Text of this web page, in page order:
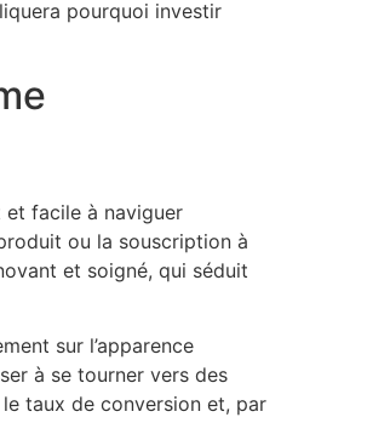
pourquoi investir
et facile à naviguer
ou la souscription à
et soigné, qui séduit
sur l’apparence
à se tourner vers des
taux de conversion et, par